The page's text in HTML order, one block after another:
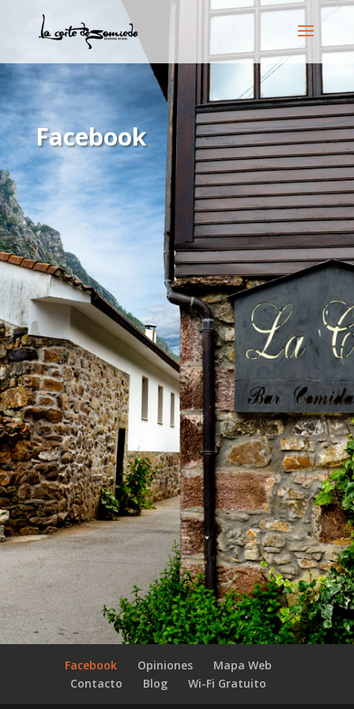
Facebook
Facebook Opiniones
Mapa Web
Contacto
Blog Wi-Fi Gratuito